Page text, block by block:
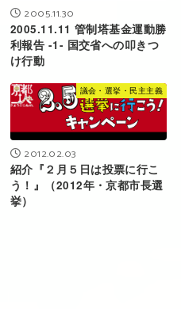
2005.11.30
2005.11.11 管制塔基金運動勝
利報告 -1- 国交省への叩きつ
け行動
議会・選挙・民主主義
2012.02.03
紹介『２月５日は投票に行こ
う！』（2012年・京都市長選
挙）